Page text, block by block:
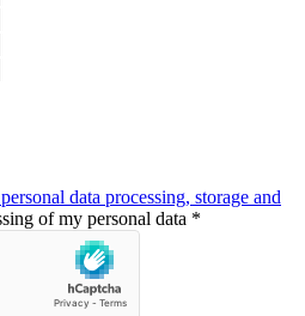
data processing, storage and
of my personal data *